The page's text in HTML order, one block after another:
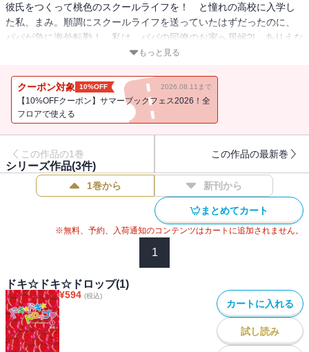
彼氏をつくって桃色のスクールライフを！ と憧れの高校に入学し
た私、まみ。順調にスクールライフを送っていたはずだったのに、
パパが急に海外転勤！ 私は、パパの同僚のお家へ居候?! ありえな
い!!!! ・・・でも、居候先に住んでいたのは、学年トップの神崎徹
もっと見る
クーポン対象 10%OFF 2026.08.11まで
【10%OFFクーポン】サマーブックフェス2026！全
フロアで使える
この作品の1巻 この作品の最新巻
シリーズ作品(3件)
1巻から 新刊から
まとめてカート
※無料、予約、入荷通知のコンテンツはカートに追加されません。
1
ドキ☆ドキ☆ドロップ(1)
¥594 (税込)
カートに入れる
試し読み